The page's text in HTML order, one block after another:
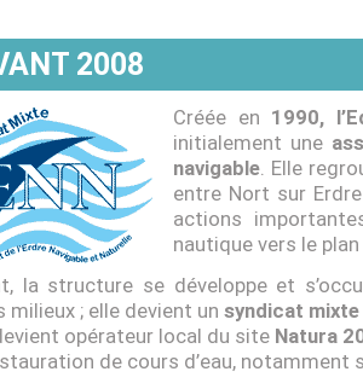
2008
Créée en 1990,
initialement une
navigable. Elle
entre Nort sur
actions
nautique vers le plan
la structure se développe et
milieux ; elle devient unsyndicat mixte
opérateur local du site Natura
de cours d’eau, notamment